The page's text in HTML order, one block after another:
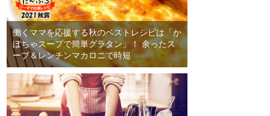
働くママを応援する秋のベストレシピは「か
ぼちゃスープで簡単グラタン」！ 余ったス
ープ＆レンチンマカロニで時短